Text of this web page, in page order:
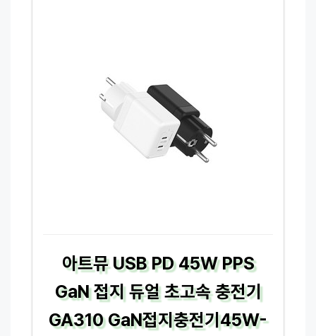
아트뮤 USB PD 45W PPS
GaN 접지 듀얼 초고속 충전기
GA310 GaN접지충전기45W-